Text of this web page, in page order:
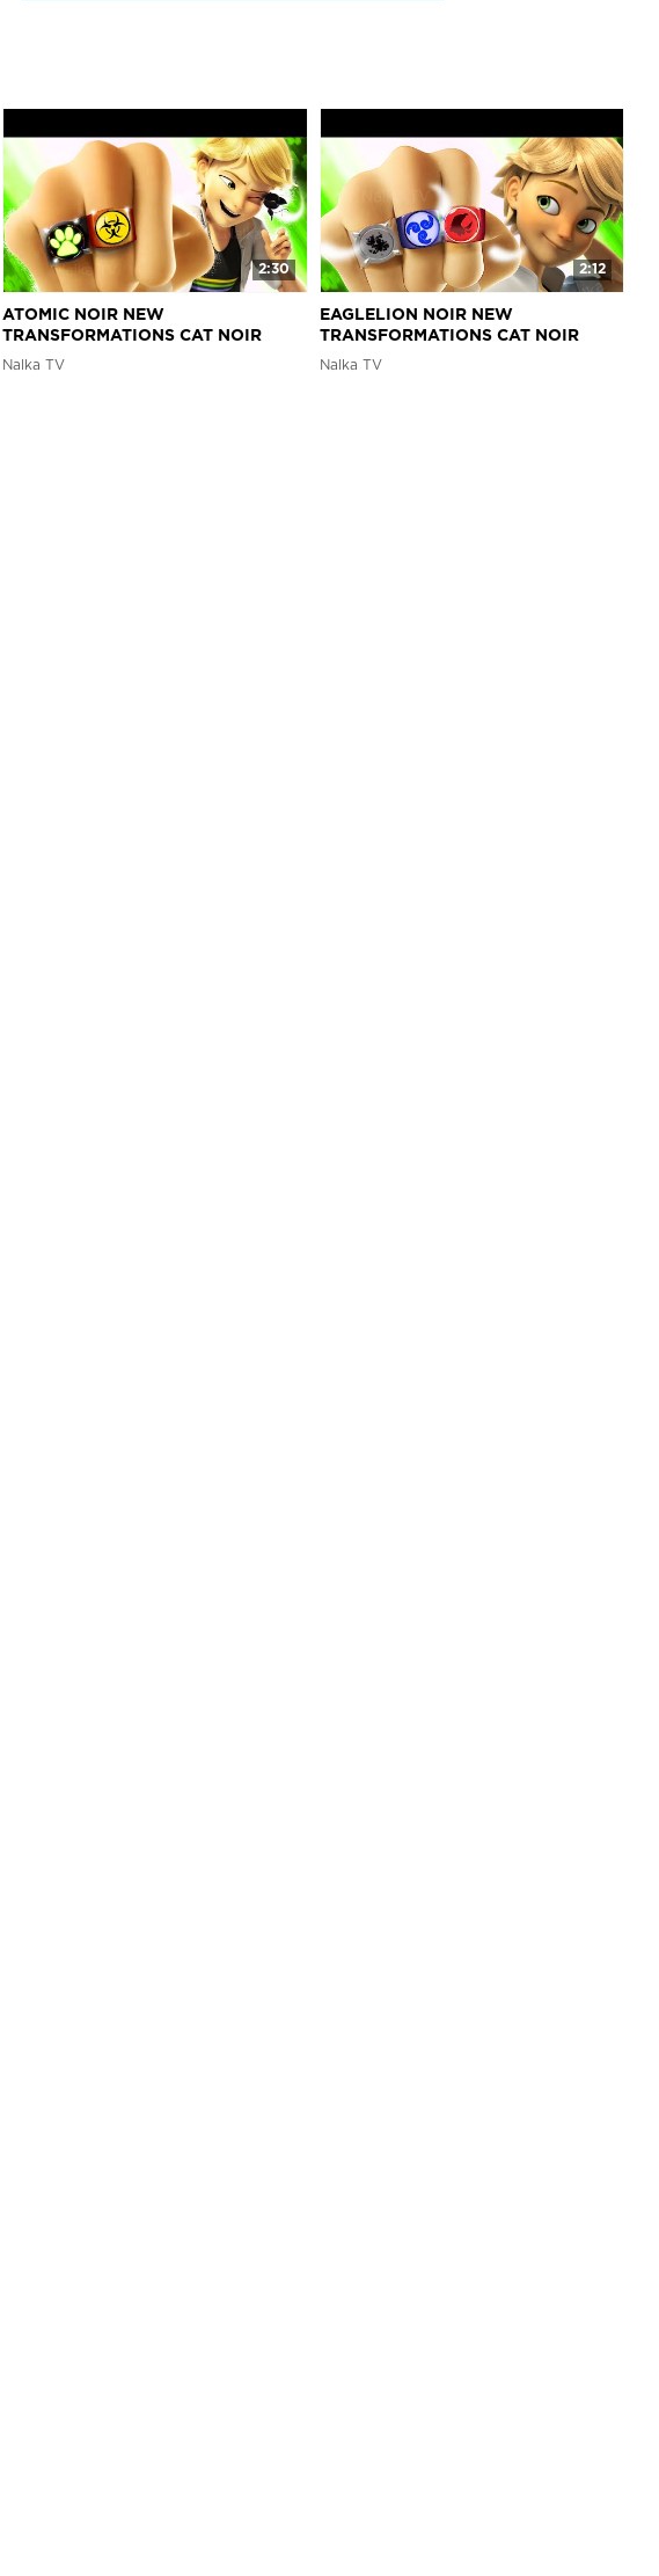
2:30
ATOMIC NOIR NEW
TRANSFORMATIONS CAT NOIR
LADYBUG AND CAT NOIR
Nalka TV
2:12
EAGLELION NOIR NEW
TRANSFORMATIONS CAT NOIR
LADYBUG AND CAT NOIR
Nalka TV